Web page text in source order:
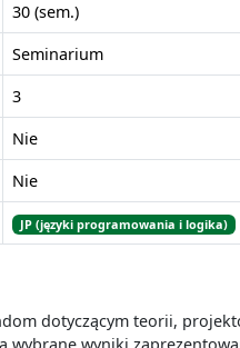
30 (sem.)
Seminarium
3
Nie
Nie
JP (języki programowania i logika)
dotyczącym teorii,